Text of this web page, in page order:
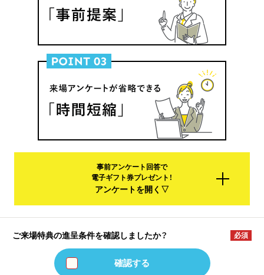
事前アンケート回答で
電子ギフト券プレゼント！
アンケートを開く▽
ご来場特典の進呈条件を確認しましたか？ 必須
確認する